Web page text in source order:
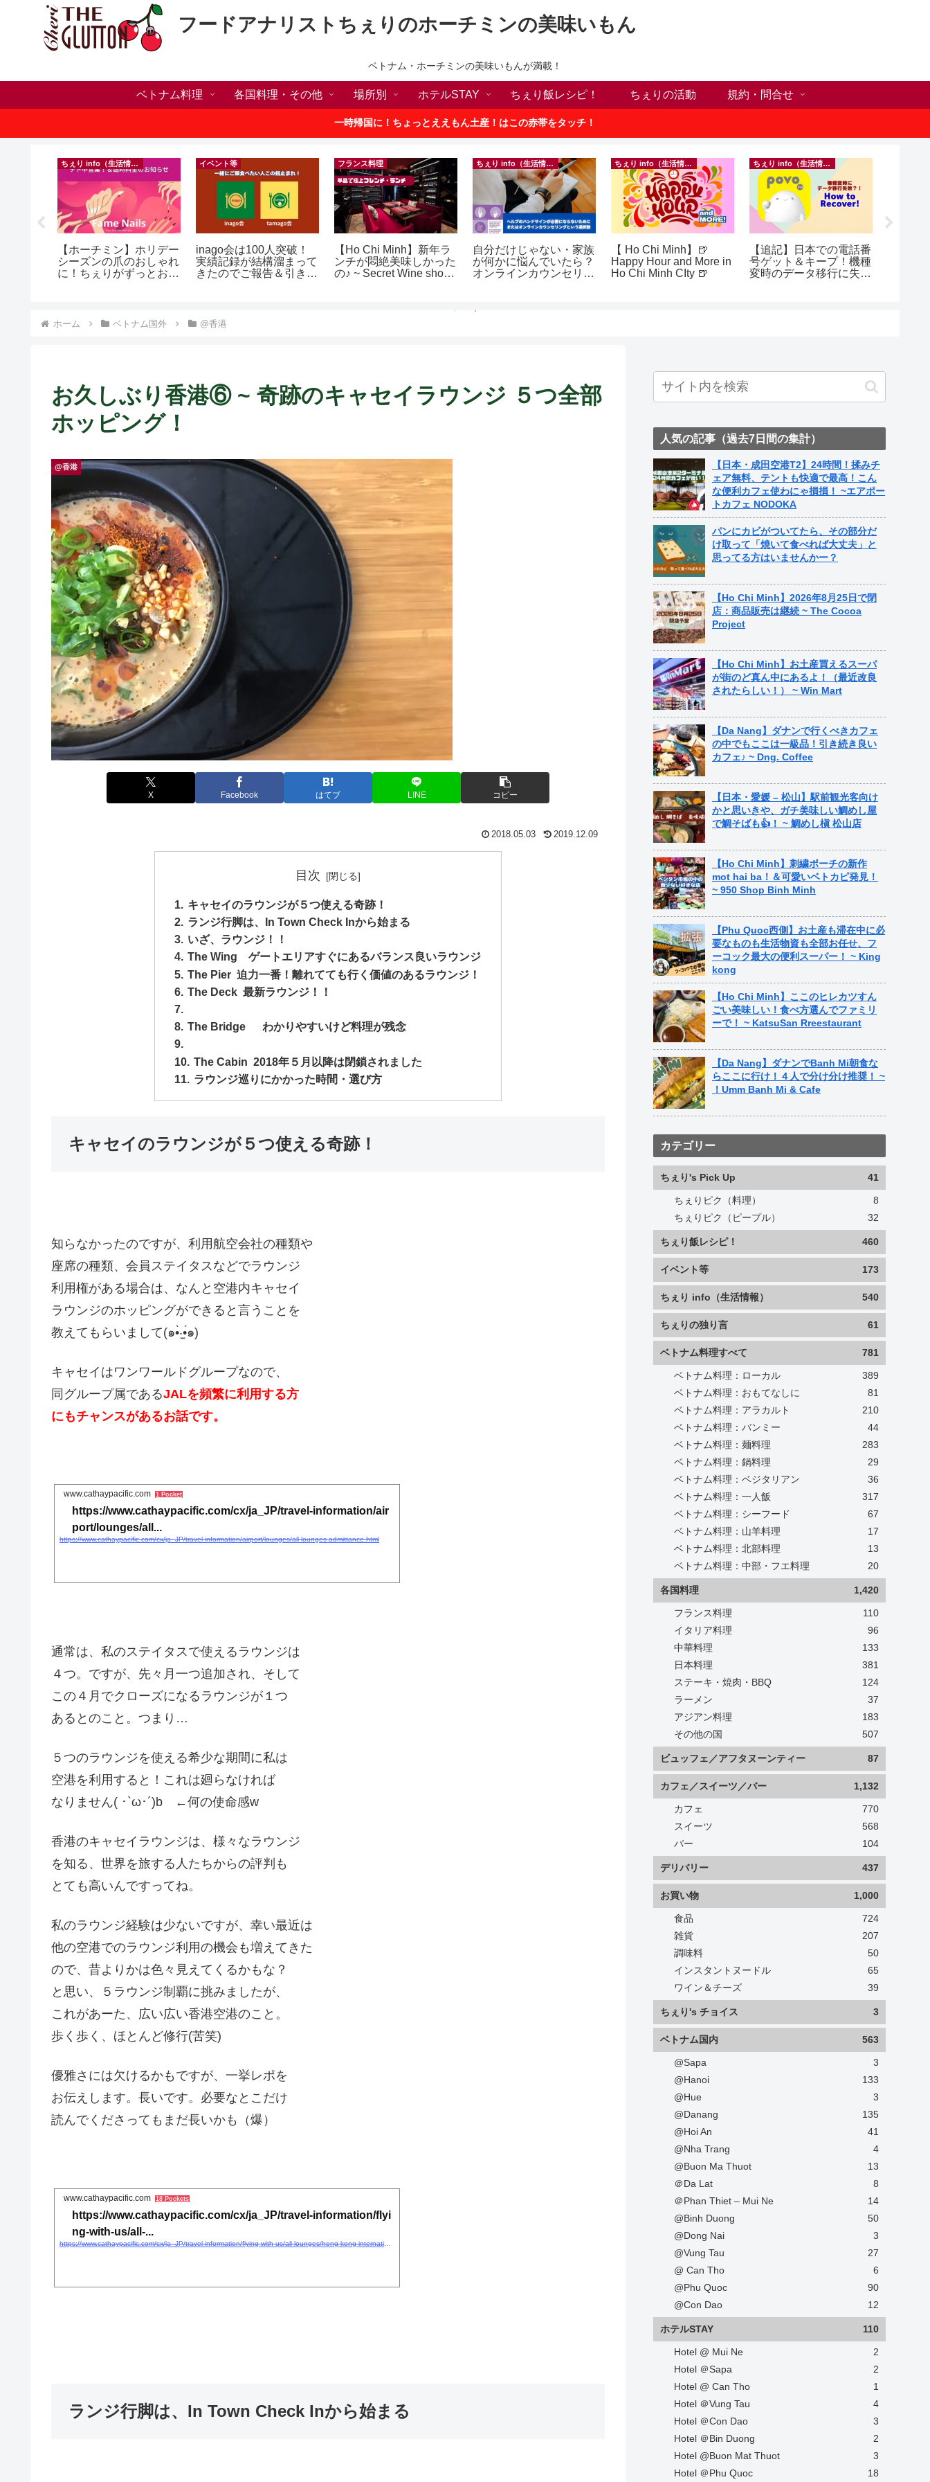
フードアナリストちぇりのホーチミンの美味いもん
ベトナム・ホーチミンの美味いもんが満載！
ベトナム料理 各国料理・その他 場所別 ホテルSTAY ちぇり飯レシピ！ ちぇりの活動 規約・問合せ
一時帰国に！ちょっとええもん土産！はこの赤帯をタッチ！
ちぇり info（生活情報）
【ホーチミン】ホリデー
シーズンの爪のおしゃれ
に！ちぇりがずっとお世
ト中営業予定追記） ~
イベント等
inago会は100人突破！
実績記録が結構溜まって
きたのでご報告＆引き続
フランス料理
【Ho Chi Minh】新年ラ
ンチが悶絶美味しかった
の♪ ~ Secret Wine shop
ちぇり info（生活情報）
自分だけじゃない・家族
が何かに悩んでいたら？
オンラインカウンセリン
ちぇり info（生活情報）
【 Ho Chi Minh】🍺
Happy Hour and More in
Ho Chi Minh CIty 🍺
ちぇり info（生活情報）
【追記】日本での電話番
号ゲット＆キープ！機種
変時のデータ移行に失敗
ホーム ベトナム国外 @香港
お久しぶり香港⑥ ~ 奇跡のキャセイラウンジ ５つ全部
ホッピング！
@香港
X Facebook はてブ LINE コピー
2018.05.03 2019.12.09
目次
キャセイのラウンジが５つ使える奇跡！
ランジ行脚は、In Town Check Inから始まる
いざ、ラウンジ！！
The Wing ゲートエリアすぐにあるバランス良いラウンジ
The Pier 迫力一番！離れてても行く価値のあるラウンジ！
The Deck 最新ラウンジ！！
The Bridge わかりやすいけど料理が残念
The Cabin 2018年５月以降は閉鎖されました
ラウンジ巡りにかかった時間・選び方
キャセイのラウンジが５つ使える奇跡！
知らなかったのですが、利用航空会社の種類や
座席の種類、会員ステイタスなどでラウンジ
利用権がある場合は、なんと空港内キャセイ
ラウンジのホッピングができると言うことを
教えてもらいまして(๑•̀‧̫•́๑)
キャセイはワンワールドグループなので、
同グループ属であるJALを頻繁に利用する方
にもチャンスがあるお話です。
www.cathaypacific.com 1 Pocket
https://www.cathaypacific.com/cx/ja_JP/travel-information/air
port/lounges/all...
https://www.cathaypacific.com/cx/ja_JP/travel-information/airport/lounges/all-lounges-admittance.html
通常は、私のステイタスで使えるラウンジは
４つ。ですが、先々月一つ追加され、そして
この４月でクローズになるラウンジが１つ
あるとのこと。つまり…
５つのラウンジを使える希少な期間に私は
空港を利用すると！これは廻らなければ
なりません( ･`ω･´)b ←何の使命感w
香港のキャセイラウンジは、様々なラウンジ
を知る、世界を旅する人たちからの評判も
とても高いんですってね。
私のラウンジ経験は少ないですが、幸い最近は
他の空港でのラウンジ利用の機会も増えてきた
ので、昔よりかは色々見えてくるかもな？
と思い、５ラウンジ制覇に挑みましたが、
これがあーた、広い広い香港空港のこと。
歩く歩く、ほとんど修行(苦笑)
優雅さには欠けるかもですが、一挙レポを
お伝えします。長いです。必要なとこだけ
読んでくださってもまだ長いかも（爆）
www.cathaypacific.com 18 Pockets
https://www.cathaypacific.com/cx/ja_JP/travel-information/flyi
ng-with-us/all-...
ランジ行脚は、In Town Check Inから始まる
人気の記事（過去7日間の集計）
【日本・成田空港T2】24時間！揉みチ
ェア無料、テントも快適で最高！こん
な便利カフェ使わにゃ損損！ ~エアポー
トカフェ NODOKA
パンにカビがついてたら、その部分だ
け取って「焼いて食べれば大丈夫」と
思ってる方はいませんかー？
【Ho Chi Minh】2026年8月25日で閉
店：商品販売は継続 ~ The Cocoa
Project
【Ho Chi Minh】お土産買えるスーパ
が街のど真ん中にあるよ！（最近改良
されたらしい！） ~ Win Mart
【Da Nang】ダナンで行くべきカフェ
の中でもここは一級品！引き続き良い
カフェ♪ ~ Dng. Coffee
【日本・愛媛 – 松山】駅前観光客向け
かと思いきや、ガチ美味しい鯛めし屋
で鯛そばも👍！ ~ 鯛めし槇 松山店
【Ho Chi Minh】刺繍ポーチの新作
mot hai ba！＆可愛いベトカピ発見！
~ 950 Shop Binh Minh
【Phu Quoc西側】お土産も滞在中に必
要なものも生活物資も全部お任せ、フ
ーコック最大の便利スーパー！ ~ King
kong
【Ho Chi Minh】ここのヒレカツすん
ごい美味しい！食べ方選んでファミリ
ーで！ ~ KatsuSan Rreestaurant
【Da Nang】ダナンでBanh Mi朝食な
らここに行け！４人で分け分け推奨！ ~
！Umm Banh Mi & Cafe
カテゴリー
ちぇり's Pick Up 41
ちぇりピク（料理）
8
ちぇりピク（ピープル）
32
ちぇり飯レシピ！ 460
イベント等 173
ちぇり info（生活情報） 540
ちぇりの独り言 61
ベトナム料理すべて 781
ベトナム料理：ローカル
389
ベトナム料理：おもてなしに
81
ベトナム料理：アラカルト
210
ベトナム料理：バンミー
44
ベトナム料理：麺料理
283
ベトナム料理：鍋料理
29
ベトナム料理：ベジタリアン
36
ベトナム料理：一人飯
317
ベトナム料理：シーフード
67
ベトナム料理：山羊料理
17
ベトナム料理：北部料理
13
ベトナム料理：中部・フエ料理
20
各国料理 1,420
フランス料理
110
イタリア料理
96
中華料理
133
日本料理
381
ステーキ・焼肉・BBQ
124
ラーメン
37
アジアン料理
183
その他の国
507
ビュッフェ／アフタヌーンティー 87
カフェ／スイーツ／バー 1,132
カフェ
770
スイーツ
568
バー
104
デリバリー 437
お買い物 1,000
食品
724
雑貨
207
調味料
50
インスタントヌードル
65
ワイン＆チーズ
39
ちぇり's チョイス 3
ベトナム国内 563
@Sapa
3
@Hanoi
133
@Hue
3
@Danang
135
@Hoi An
41
@Nha Trang
4
@Buon Ma Thuot
13
＠Da Lat
8
＠Phan Thiet – Mui Ne
14
@Binh Duong
50
@Dong Nai
3
@Vung Tau
27
@ Can Tho
6
@Phu Quoc
90
@Con Dao
12
ホテルSTAY 110
Hotel @ Mui Ne
2
Hotel ＠Sapa
2
Hotel @ Can Tho
1
Hotel ＠Vung Tau
4
Hotel ＠Con Dao
3
Hotel ＠Bin Duong
2
Hotel @Buon Mat Thuot
3
Hotel ＠Phu Quoc
18